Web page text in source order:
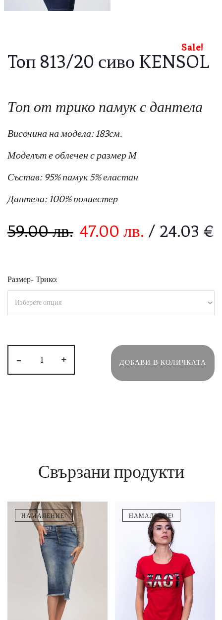
Toп 813/20 сиво KENSOL
Sale!
Топ от трико памук с дантела
Височина на модела: 183см.
Моделът е облечен с размер М
Състав: 95% памук 5% еластан
Дантела: 100% полиестер
59.00лв. 47.00 лв. / 24.03 €
Размер- Трико:
- + ДОБАВИ В КОЛИЧКАТА
Свързани продукти
НАМАЛЕНИЕ! НАМАЛЕНИЕ!